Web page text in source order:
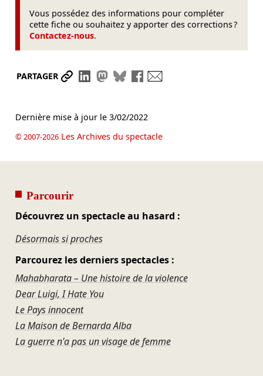
Vous possédez des informations pour compléter
cette fiche ou souhaitez y apporter des corrections ?
Contactez-nous.
PARTAGER Partager le lien
Partager sur LinkedIn
Partager sur Mastodon
Partager sur Bluesky
Partager sur Facebook
Dernière mise à jour le 3/02/2022
© 2007-2026Les Archives du spectacle
Parcourir
Découvrez un spectacle au hasard :
Désormais si proches
Parcourez les derniers spectacles :
Mahabharata – Une histoire de la violence
Dear Luigi, I Hate You
Le Pays innocent
La Maison de Bernarda Alba
La guerre n'a pas un visage de femme